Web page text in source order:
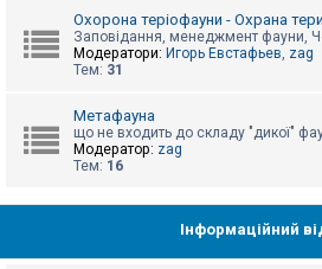
д
п
о
е
й
А
и
Охорона теріофауни - Охрана
Заповідання, менеджмент фауни,
Модератори: Игорь Евстафьев, zag
Тем: 31
Метафауна
що не входить до складу "дикої"
Модератор: zag
Тем: 16
Інформаційний